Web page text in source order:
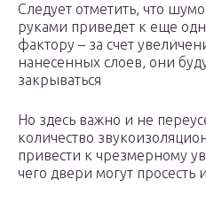
Следует отметить, что
руками приведет к еще
фактору – за счет
нанесенных слоев, они
закрываться
Но здесь важно и не
количество
привести к чрезмерному
чего двери могут просесть